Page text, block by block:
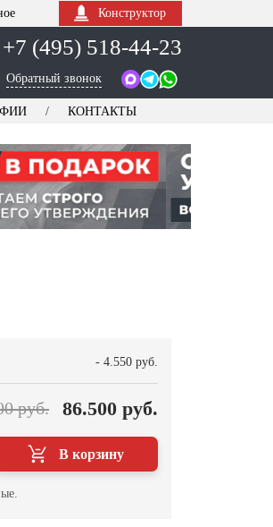
Конструктор
+7 (495) 518-44-23
Обратный звонок
КОНТАКТЫ
- 4.550 руб.
руб. 86.500 руб.
В корзину